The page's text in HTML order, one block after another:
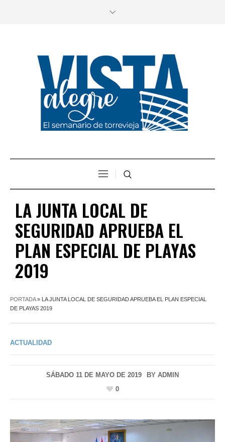
LA JUNTA LOCAL DE
SEGURIDAD APRUEBA EL
PLAN ESPECIAL DE PLAYAS
2019
PORTADA» LA JUNTA LOCAL DE SEGURIDAD APRUEBA EL PLAN ESPECIAL
DE PLAYAS 2019
ACTUALIDAD
SÁBADO 11 DE MAYO DE 2019 BY ADMIN
0